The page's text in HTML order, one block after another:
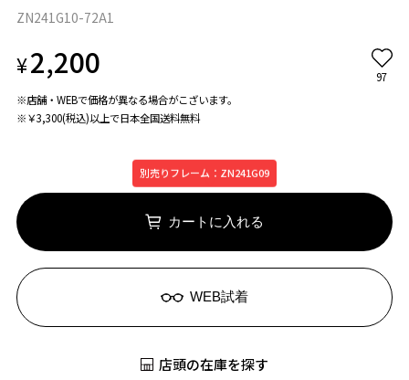
ZN241G10-72A1
¥2,200
97
※店舗・WEBで価格が異なる場合がこざいます。
※￥3,300(税込)以上で日本全国送料無料
別売りフレーム：ZN241G09
カートに入れる
WEB試着
店頭の在庫を探す